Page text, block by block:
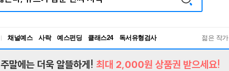
채널예스 사락 예스펀딩 클래스24
독서유형검사
RBTI Lab
젊은 작가
주말에는 더욱 알뜰하게! 최대 2,000원 상품권 받으세요!